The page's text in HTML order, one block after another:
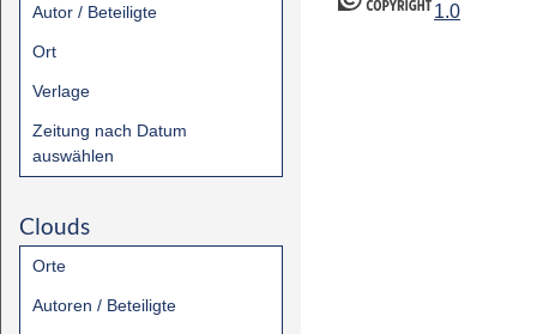
Autor / Beteiligte
Ort
Verlage
Zeitung nach Datum
auswählen
Clouds
Orte
Autoren / Beteiligte
1.0